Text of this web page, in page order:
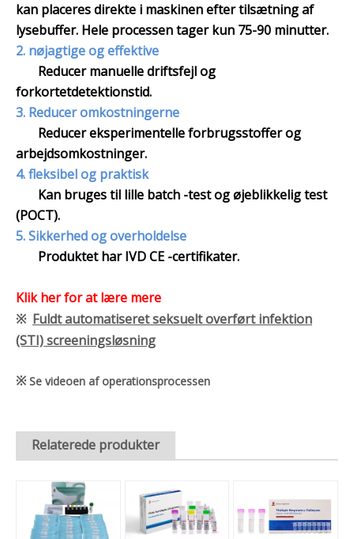
kan placeres direkte i maskinen efter tilsætning af
lysebuffer. Hele processen tager kun 75-90 minutter.
2. nøjagtige og effektive
Reducer manuelle driftsfejl og
forkortetdetektionstid.
3. Reducer omkostningerne
Reducer eksperimentelle forbrugsstoffer og
arbejdsomkostninger.
4. fleksibel og praktisk
Kan bruges til lille batch -test og øjeblikkelig test
(POCT).
5. Sikkerhed og overholdelse
Produktet har IVD CE -certifikater.
Klik her for at lære mere
※ Fuldt automatiseret seksuelt overført infektion
(STI) screeningsløsning
※Se videoen af operationsprocessen
Relaterede produkter